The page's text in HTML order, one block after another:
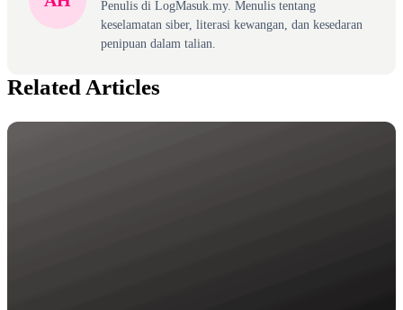
Penulis di LogMasuk.my. Menulis tentang
keselamatan siber, literasi kewangan, dan kesedaran
penipuan dalam talian.
Related Articles